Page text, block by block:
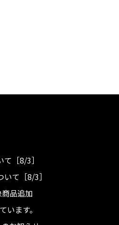
［8/3］
て［8/3］
品追加
ます。